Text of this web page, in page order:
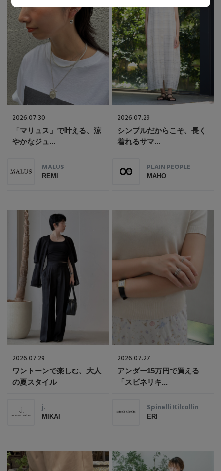
2026.07.30
「マリュス」で叶える、涼
やかなジュ...
MALUS
REMI
2026.07.29
シンプルだからこそ、長く
着れるサマ...
PLAIN PEOPLE
MAHO
2026.07.29
ワントーンで楽しむ、大人
の夏スタイル
j.
MIKAI
2026.07.27
アンダー15万円で買える
「スピネリキ...
Spinelli Kilcollin
ERI